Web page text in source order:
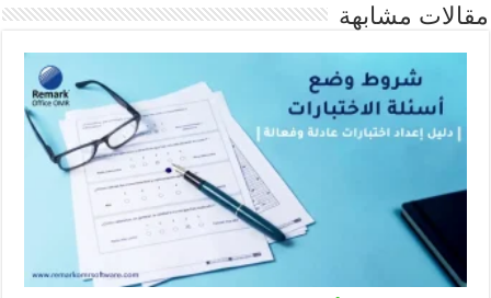
مقالات مشابهة